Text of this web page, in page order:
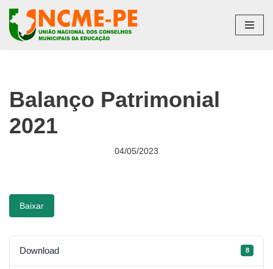
Pular
Balanço Patrimonial
2021
04/05/2023
Baixar
Download 8